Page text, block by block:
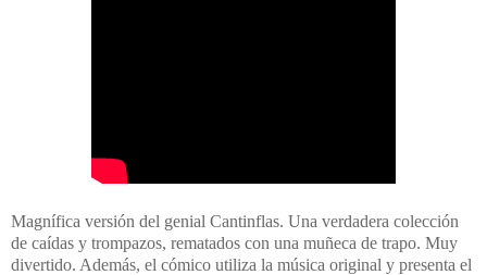
Magnífica versión del genial Cantinflas. Una verdadera colección
de caídas y trompazos, rematados con una muñeca de trapo. Muy
divertido. Además, el cómico utiliza la música original y presenta el